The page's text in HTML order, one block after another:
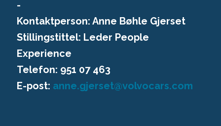
-
Kontaktperson: Anne Bøhle Gjerset
Stillingstittel: Leder People
Experience
Telefon: 951 07 463
E-post: anne.gjerset@volvocars.com